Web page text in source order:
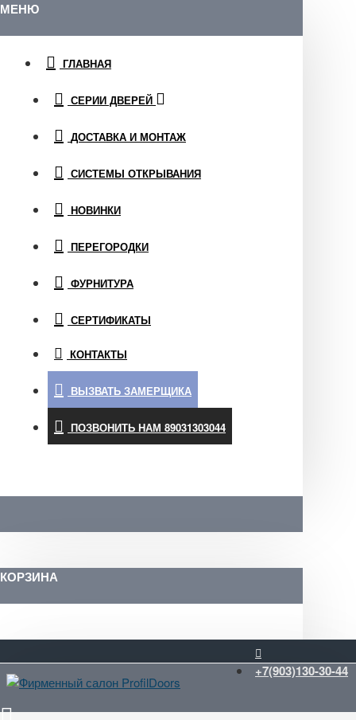
МЕНЮ
ГЛАВНАЯ
СЕРИИ ДВЕРЕЙ
ДОСТАВКА И МОНТАЖ
СИСТЕМЫ ОТКРЫВАНИЯ
НОВИНКИ
ПЕРЕГОРОДКИ
ФУРНИТУРА
СЕРТИФИКАТЫ
КОНТАКТЫ
ВЫЗВАТЬ ЗАМЕРЩИКА
ПОЗВОНИТЬ НАМ 89031303044
КОРЗИНА
+7(903)130-30-44